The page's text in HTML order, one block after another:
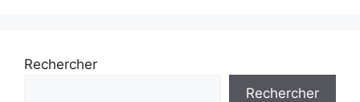
Rechercher
Rechercher